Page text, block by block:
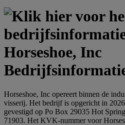
Horseshoe, Inc
Horseshoe, Inc opereert binnen de
visserij. Het bedrijf is opgericht in
gevestigd op Po Box 29035 Hot
71903. Het KVK-nummer voor